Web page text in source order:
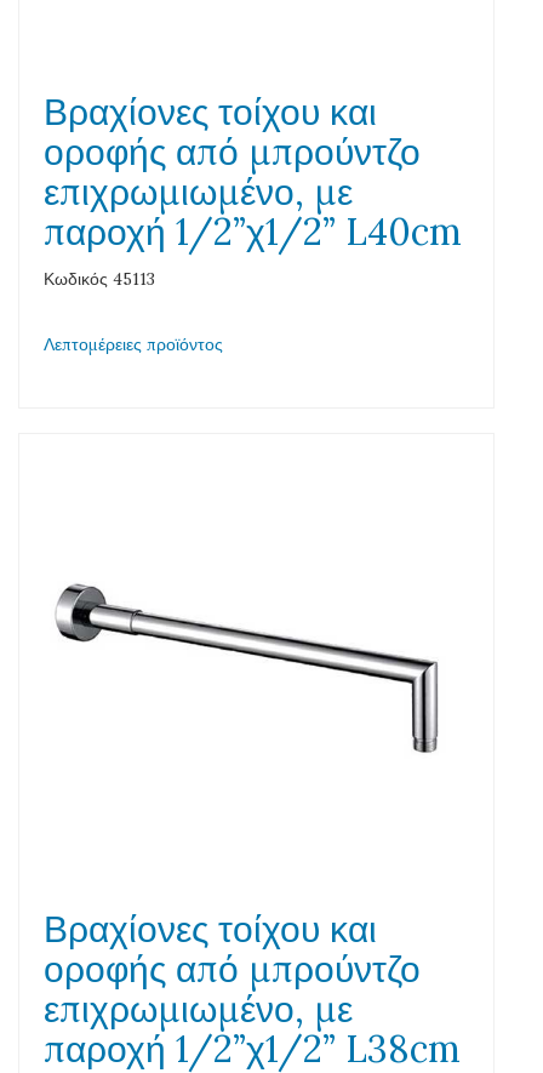
Βραχίονες τοίχου και
οροφής από μπρούντζο
επιχρωμιωμένο, με
παροχή 1/2”χ1/2” L40cm
Κωδικός 45113
Λεπτομέρειες προϊόντος
Βραχίονες τοίχου και
οροφής από μπρούντζο
επιχρωμιωμένο, με
παροχή 1/2”χ1/2” L38cm